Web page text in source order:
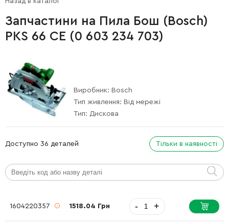
Запчастини на Пила Бош (Bosch)
PKS 66 CE (0 603 234 703)
Виробник: Bosch
Тип живлення: Від мережі
Тип: Дискова
Доступно 36 деталей Тільки в наявності
1604220357 1518.04 Грн - +